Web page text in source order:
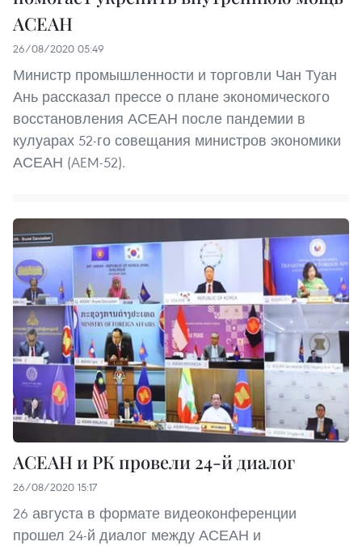
АСЕАН
26/08/2020 05:49
Министр промышленности и торговли Чан Туан
Ань рассказал прессе о плане экономического
восстановления АСЕАН после пандемии в
кулуарах 52-го совещания министров экономики
АСЕАН (AEM-52).
АСЕАН и РК провели 24-й диалог
26/08/2020 15:17
26 августа в формате видеоконференции
прошел 24-й диалог между АСЕАН и